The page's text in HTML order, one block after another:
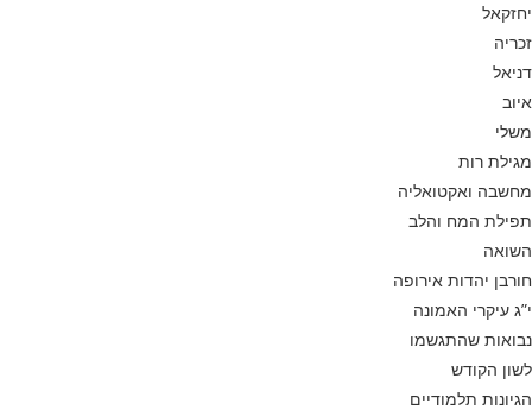
יחזקאל
זכריה
דניאל
איוב
משלי
מגילת רות
מחשבה ואקטואליה
תפילת המח והלב
השואה
חורבן יהדות אירופה
י”ג עיקרי האמונה
נבואות שהתגשמו
לשון הקודש
הגיונות תלמודיים